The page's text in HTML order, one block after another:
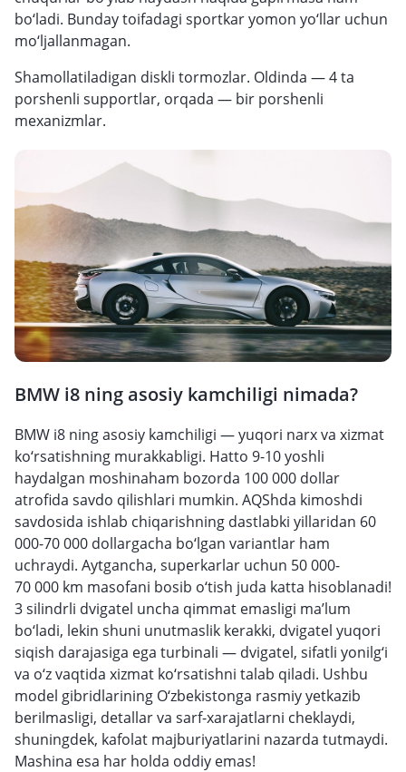
bo‘ladi. Bunday toifadagi sportkar yomon yo‘llar uchun
mo‘ljallanmagan.
Shamollatiladigan diskli tormozlar. Oldinda — 4 ta
porshenli supportlar, orqada — bir porshenli
mexanizmlar.
BMW i8 ning asosiy kamchiligi nimada?
BMW i8 ning asosiy kamchiligi — yuqori narx va xizmat
ko‘rsatishning murakkabligi. Hatto 9-10 yoshli
haydalgan moshinaham bozorda 100 000 dollar
atrofida savdo qilishlari mumkin. AQShda kimoshdi
savdosida ishlab chiqarishning dastlabki yillaridan 60
000-70 000 dollargacha bo‘lgan variantlar ham
uchraydi. Aytgancha, superkarlar uchun 50 000-
70 000 km masofani bosib o‘tish juda katta hisoblanadi!
3 silindrli dvigatel uncha qimmat emasligi ma’lum
bo‘ladi, lekin shuni unutmaslik kerakki, dvigatel yuqori
siqish darajasiga ega turbinali — dvigatel, sifatli yonilg‘i
va o‘z vaqtida xizmat ko‘rsatishni talab qiladi. Ushbu
model gibridlarining O‘zbekistonga rasmiy yetkazib
berilmasligi, detallar va sarf-xarajatlarni cheklaydi,
shuningdek, kafolat majburiyatlarini nazarda tutmaydi.
Mashina esa har holda oddiy emas!